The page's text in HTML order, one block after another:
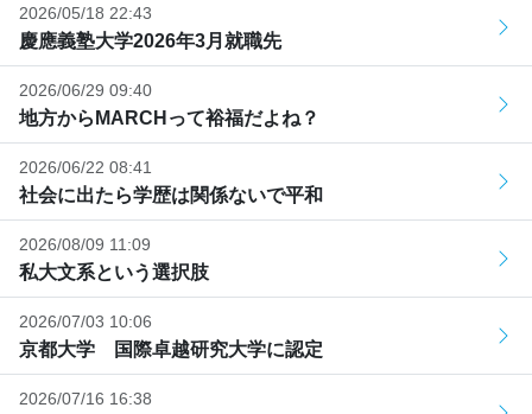
2026/05/18 22:43
慶應義塾大学2026年3月就職先
2026/06/29 09:40
地方からMARCHって裕福だよね？
2026/06/22 08:41
社会に出たら学歴は関係ないで平和
2026/08/09 11:09
私大文系という選択肢
2026/07/03 10:06
京都大学 国際卓越研究大学に認定
2026/07/16 16:38